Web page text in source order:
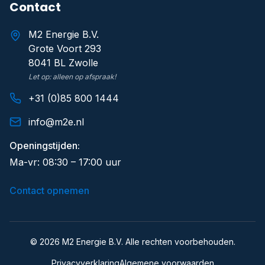
Contact
M2 Energie B.V.
Grote Voort 293
8041 BL Zwolle
Let op: alleen op afspraak!
+31 (0)85 800 1444
info@m2e.nl
Openingstijden:
Ma-vr: 08:30 – 17:00 uur
Contact opnemen
© 2026 M2 Energie B.V. Alle rechten voorbehouden.
PrivacyverklaringAlgemene voorwaarden